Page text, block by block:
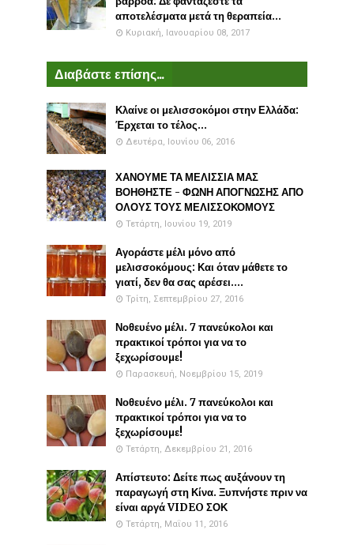
αποτελέσματα μετά τη θεραπεία...
Κυριακή, Ιανουαρίου 08, 2017
Διαβάστε επίσης...
Κλαίνε οι μελισσοκόμοι στην Ελλάδα:
Έρχεται το τέλος...
Δευτέρα, Ιουνίου 06, 2016
ΧΑΝΟΥΜΕ ΤΑ ΜΕΛΙΣΣΙΑ ΜΑΣ
ΒΟΗΘΗΣΤΕ - ΦΩΝΗ ΑΠΟΓΝΩΣΗΣ ΑΠΟ
ΟΛΟΥΣ ΤΟΥΣ ΜΕΛΙΣΣΟΚΟΜΟΥΣ
Τετάρτη, Ιουνίου 19, 2019
Αγοράστε μέλι μόνο από
μελισσοκόμους: Και όταν μάθετε το
γιατί, δεν θα σας αρέσει....
Τρίτη, Σεπτεμβρίου 27, 2016
Νοθευένο μέλι. 7 πανεύκολοι και
πρακτικοί τρόποι για να το
ξεχωρίσουμε!
Παρασκευή, Νοεμβρίου 15, 2019
Νοθευένο μέλι. 7 πανεύκολοι και
πρακτικοί τρόποι για να το
ξεχωρίσουμε!
Τετάρτη, Δεκεμβρίου 21, 2016
Απίστευτο: Δείτε πως αυξάνουν τη
παραγωγή στη Κίνα. Ξυπνήστε πριν να
είναι αργά VIDEO ΣΟΚ
Τετάρτη, Μαΐου 11, 2016